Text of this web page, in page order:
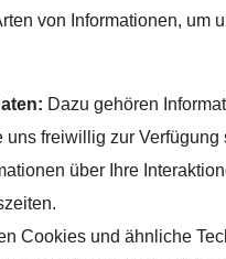
von Informationen, um
Dazu gehören
uns freiwillig zur Verfügung
über Ihre
Cookies und ähnliche